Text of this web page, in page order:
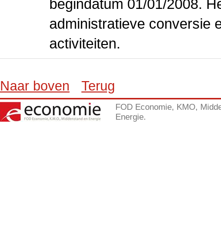
begindatum 01/01/2008.
administratieve conversie
activiteiten.
Naar boven Terug
FOD Economie, KMO,
Energie.